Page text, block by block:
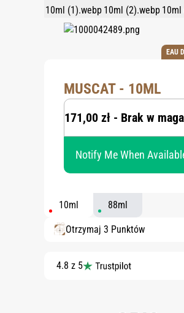
EAU
MUSCAT - 10ML
171,00 zł - Brak w
Notify Me When
10ml 88ml
Otrzymaj 3 Punktów
4.8 z 5